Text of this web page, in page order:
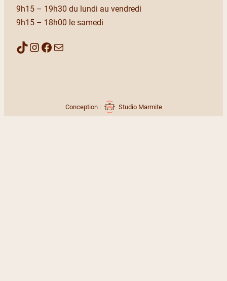
9h15 – 19h30 du lundi au vendredi
9h15 – 18h00 le samedi
TikTok Instagram Facebook Mail
Conception : Studio Marmite